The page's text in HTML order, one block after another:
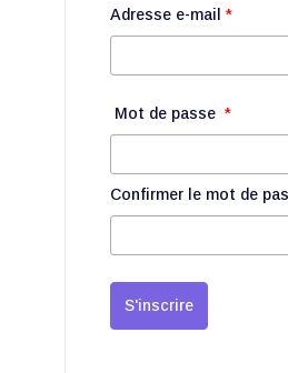
Adresse e-mail*
Mot de passe*
Confirmer le mot de
S'inscrire